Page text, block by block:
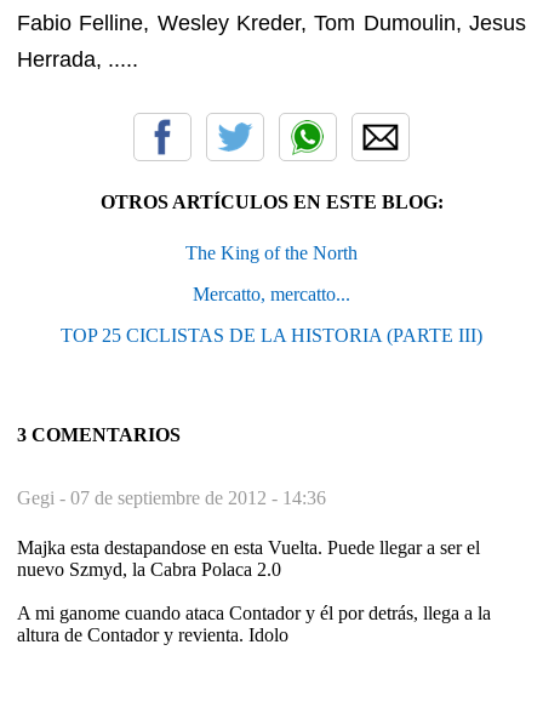
Fabio Felline, Wesley Kreder, Tom Dumoulin, Jesus
Herrada, .....
OTROS ARTÍCULOS EN ESTE BLOG:
The King of the North
Mercatto, mercatto...
TOP 25 CICLISTAS DE LA HISTORIA (PARTE III)
3 COMENTARIOS
Gegi - 07 de septiembre de 2012 - 14:36
Majka esta destapandose en esta Vuelta. Puede llegar a ser el
nuevo Szmyd, la Cabra Polaca 2.0
A mi ganome cuando ataca Contador y él por detrás, llega a la
altura de Contador y revienta. Idolo